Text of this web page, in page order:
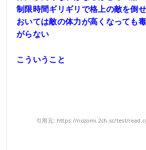
制限時間ギリギリで格上の敵を倒
おいては敵の体力が高くなっても
がらない
こういうこと
引用元: https://nozomi.2ch.sc/test/